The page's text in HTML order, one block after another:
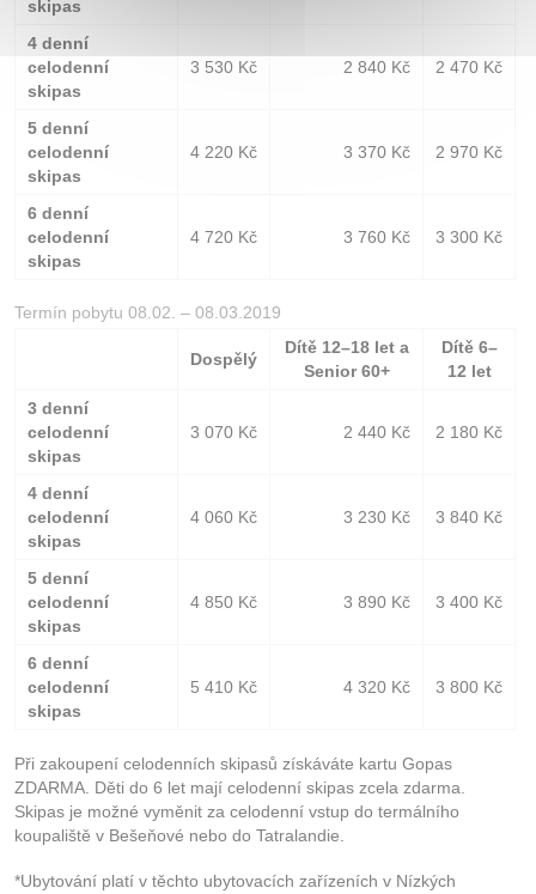
skipas
4 denní
celodenní
skipas
3 530 Kč 2 840 Kč 2 470 Kč
5 denní
celodenní
skipas
4 220 Kč 3 370 Kč 2 970 Kč
6 denní
celodenní
skipas
4 720 Kč 3 760 Kč 3 300 Kč
Termín pobytu 08.02. – 08.03.2019
Dospělý
Dítě 12–18 let a
Senior 60+
Dítě 6–
12 let
3 denní
celodenní
skipas
3 070 Kč 2 440 Kč 2 180 Kč
4 denní
celodenní
skipas
4 060 Kč 3 230 Kč 3 840 Kč
5 denní
celodenní
skipas
4 850 Kč 3 890 Kč 3 400 Kč
6 denní
celodenní
skipas
5 410 Kč 4 320 Kč 3 800 Kč
Při zakoupení celodenních skipasů získáváte kartu Gopas
ZDARMA. Děti do 6 let mají celodenní skipas zcela zdarma.
Skipas je možné vyměnit za celodenní vstup do termálního
koupaliště v Bešeňové nebo do Tatralandie.
*Ubytování platí v těchto ubytovacích zařízeních v Nízkých